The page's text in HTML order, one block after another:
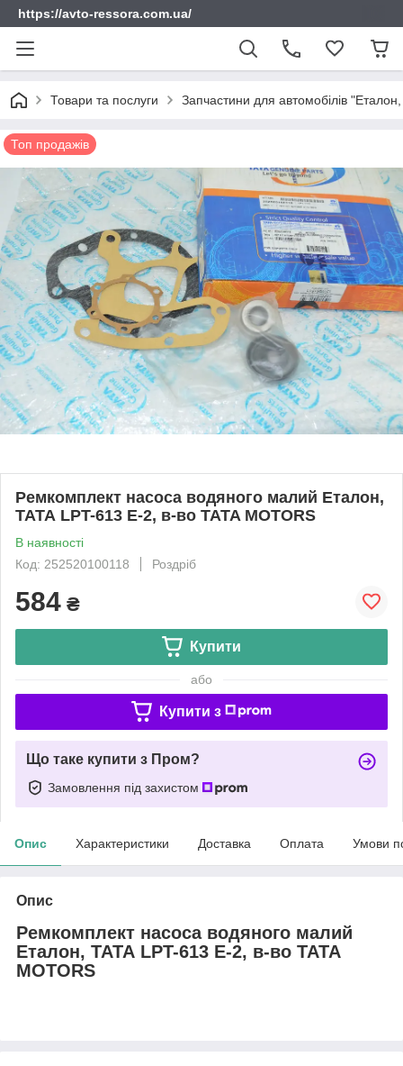
https://avto-ressora.com.ua/
Товари та послуги Запчастини для автомобілів
Топ продажів
Ремкомплект насоса водяного малий Еталон,
ТАТА LPT-613 Е-2, в-во TATA MOTORS
В наявності
Код: 252520100118
Роздріб
584 ₴
Купити
або
Купити з
Що таке купити з Пром?
Замовлення під захистом
Опис Характеристики Доставка Оплата Умови
Опис
Ремкомплект насоса водяного малий
Еталон, ТАТА LPT-613 Е-2, в-во TATA
MOTORS